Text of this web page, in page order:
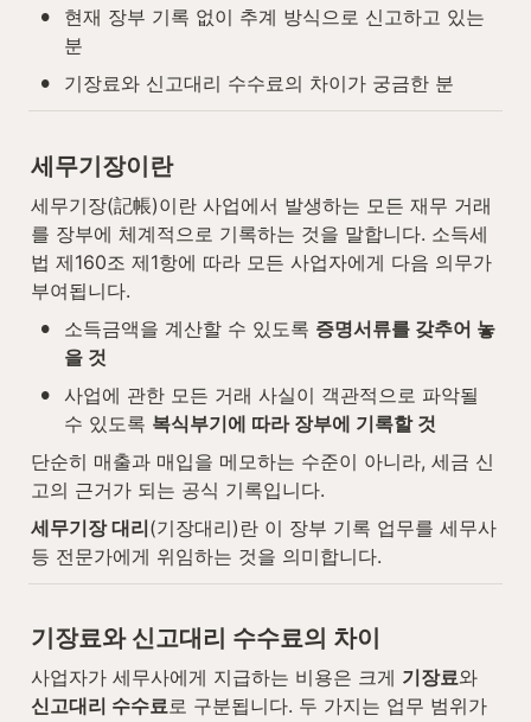
•
현재 장부 기록 없이 추계 방식으로 신고하고 있는
분
• 기장료와 신고대리 수수료의 차이가 궁금한 분
세무기장이란
세무기장(記帳)이란 사업에서 발생하는 모든 재무 거래
를 장부에 체계적으로 기록하는 것을 말합니다. 소득세
법 제160조 제1항에 따라 모든 사업자에게 다음 의무가
부여됩니다.
• 소득금액을 계산할 수 있도록 증명서류를 갖추어 놓
을 것
• 사업에 관한 모든 거래 사실이 객관적으로 파악될
수 있도록 복식부기에 따라 장부에 기록할 것
단순히 매출과 매입을 메모하는 수준이 아니라, 세금 신
고의 근거가 되는 공식 기록입니다.
세무기장 대리(기장대리)란 이 장부 기록 업무를 세무사
등 전문가에게 위임하는 것을 의미합니다.
기장료와 신고대리 수수료의 차이
사업자가 세무사에게 지급하는 비용은 크게 기장료
신고대리 수수료로 구분됩니다. 두 가지는 업무 범위가